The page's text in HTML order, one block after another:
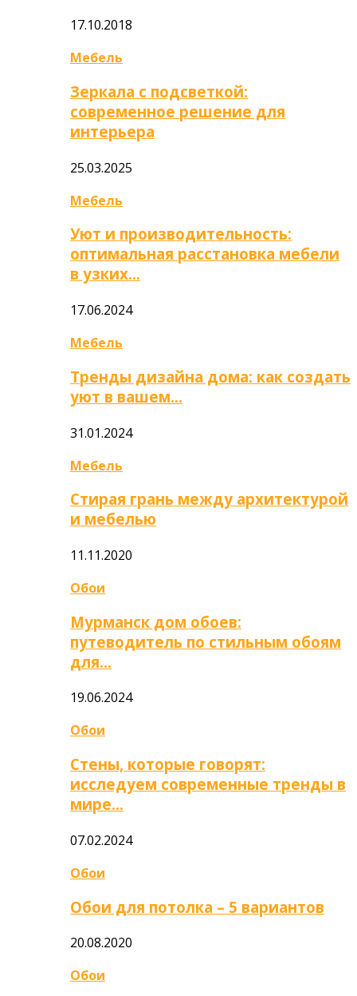
17.10.2018
Мебель
Зеркала с подсветкой:
современное решение для
интерьера
25.03.2025
Мебель
Уют и производительность:
оптимальная расстановка мебели
в узких…
17.06.2024
Мебель
Тренды дизайна дома: как создать
уют в вашем…
31.01.2024
Мебель
Стирая грань между архитектурой
и мебелью
11.11.2020
Обои
Мурманск дом обоев:
путеводитель по стильным обоям
для…
19.06.2024
Обои
Стены, которые говорят:
исследуем современные тренды в
мире…
07.02.2024
Обои
Обои для потолка – 5 вариантов
20.08.2020
Обои